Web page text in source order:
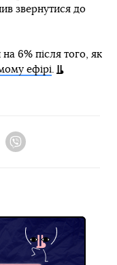
звернутися до
6% після того, як
ефірі